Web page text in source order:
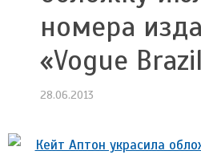
номера
«Vogue
28.06.2013